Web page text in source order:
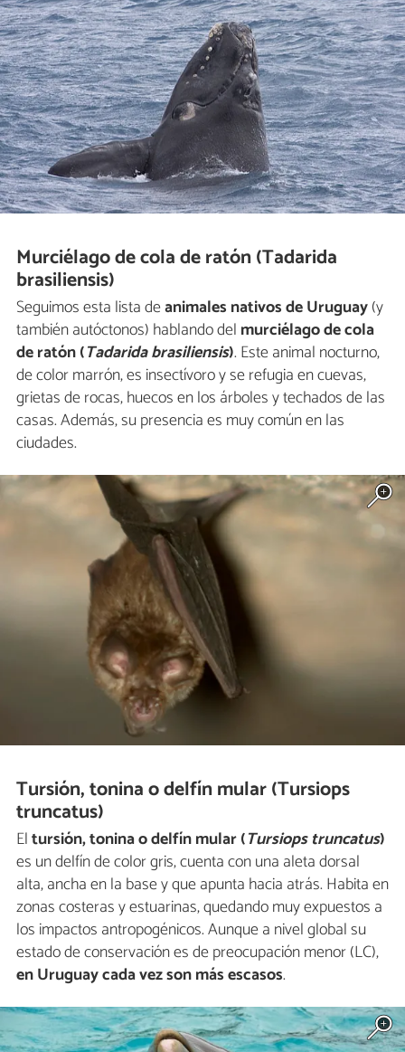
Murciélago de cola de ratón (Tadarida
brasiliensis)
Seguimos esta lista deanimales nativos de Uruguay(y
también autóctonos) hablando del murciélago de cola
de ratón (Tadarida brasiliensis). Este animal nocturno,
de color marrón, es insectívoro y se refugia en cuevas,
grietas de rocas, huecos en los árboles y techados de las
casas. Además, su presencia es muy común en las
ciudades.
Tursión, tonina o delfín mular (Tursiops
truncatus)
Eltursión, tonina o delfín mular (Tursiops truncatus)
es un delfín de color gris, cuenta con una aleta dorsal
alta, ancha en la base y que apunta hacia atrás. Habita en
zonas costeras y estuarinas, quedando muy expuestos a
los impactos antropogénicos. Aunque a nivel global su
estado de conservación es de preocupación menor (LC),
en Uruguay cada vez son más escasos.